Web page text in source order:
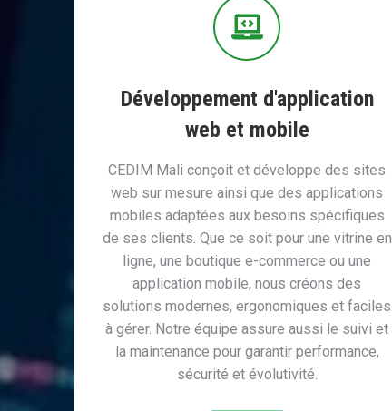
Développement d'application
web et mobile
CEDIM Mali conçoit et développe des sites
web sur mesure ainsi que des applications
mobiles adaptées aux besoins spécifiques
de ses clients. Que ce soit pour une vitrine en
ligne, une boutique e-commerce ou une
application mobile, nous créons des
solutions modernes, ergonomiques et faciles
à gérer. Notre équipe assure aussi le suivi et
la maintenance pour garantir performance,
sécurité et évolutivité.